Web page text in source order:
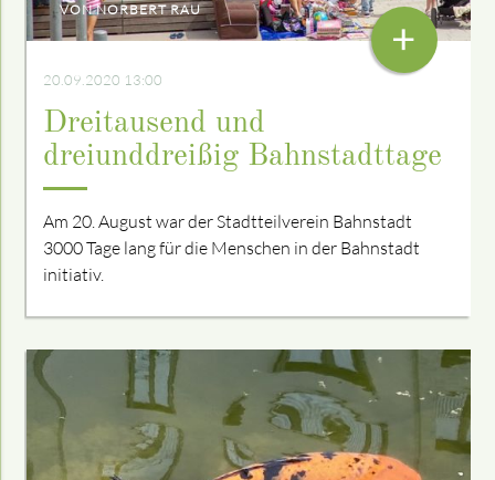
VON NORBERT RAU
20.09.2020 13:00
Dreitausend und
dreiunddreißig Bahnstadttage
Am 20. August war der Stadtteilverein Bahnstadt
3000 Tage lang für die Menschen in der Bahnstadt
initiativ.
+